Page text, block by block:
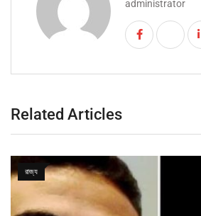
administrator
Related Articles
রাজ্য